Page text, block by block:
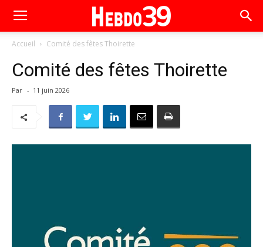
Accueil Comité des fêtes Thoirette
Comité des fêtes Thoirette
Par - 11 juin 2026